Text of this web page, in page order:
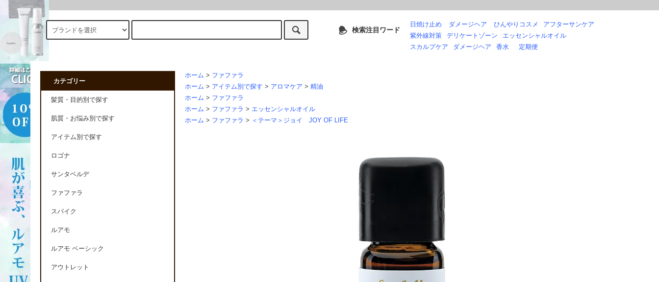
検索注目ワード
日焼け止め ダメージヘア ひんやりコスメ
アフターサンケア
紫外線対策
デリケートゾーン
エッセンシャルオイル
スカルプケア
ダメージヘア 香水 定期便
ホーム > ファファラ
ホーム > アイテム別で探す > アロマケア > 精油
ホーム > ファファラ
ホーム > ファファラ > エッセンシャルオイル
ホーム > ファファラ > ＜テーマ＞ジョイ JOY OF LIFE
カテゴリー
髪質・目的別で探す
肌質・お悩み別で探す
アイテム別で探す
ロゴナ
サンタベルデ
ファファラ
スパイク
ルアモ
ルアモ ベーシック
アウトレット